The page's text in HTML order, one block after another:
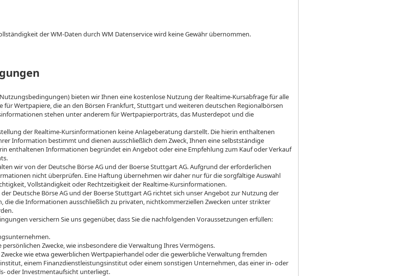
der WM-Daten durch WM Datenservice wird keine Gewähr übernommen.
bieten wir Ihnen eine kostenlose Nutzung der Realtime-Kursabfrage für alle
für Wertpapiere, die an den Börsen Frankfurt, Stuttgart und weiteren deutschen Regionalbörsen
stehen unter anderem für Wertpapierporträts, das Musterdepot und die
der Realtime-Kursinformationen keine Anlageberatung darstellt. Die hierin enthaltenen
Information bestimmt und dienen ausschließlich dem Zweck, Ihnen eine selbstständige
enthaltenen Informationen begründet ein Angebot oder eine Empfehlung zum Kauf oder Verkauf
wir von der Deutsche Börse AG und der Boerse Stuttgart AG. Aufgrund der erforderlichen
nicht überprüfen. Eine Haftung übernehmen wir daher nur für die sorgfältige Auswahl
Vollständigkeit oder Rechtzeitigkeit der Realtime-Kursinformationen.
Deutsche Börse AG und der Boerse Stuttgart AG richtet sich unser Angebot zur Nutzung der
die die Informationen ausschließlich zu privaten, nichtkommerziellen Zwecken unter strikter
versichern Sie uns gegenüber, dass Sie die nachfolgenden Voraussetzungen erfüllen:
Zwecke, wie insbesondere die Verwaltung Ihres Vermögens.
wie etwa gewerblichen Wertpapierhandel oder die gewerbliche Verwaltung fremden
einem Finanzdienstleistungsinstitut oder einem sonstigen Unternehmen, das einer in- oder
oder Investmentaufsicht unterliegt.